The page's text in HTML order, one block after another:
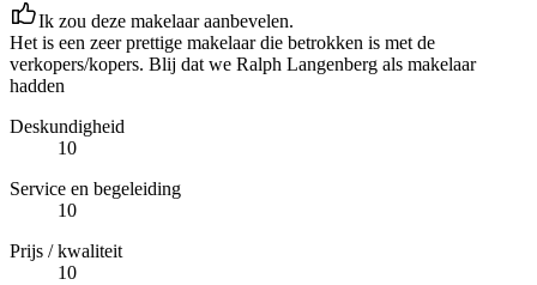
Ik zou deze makelaar aanbevelen.
Het is een zeer prettige makelaar die betrokken is met de
verkopers/kopers. Blij dat we Ralph Langenberg als makelaar
hadden
Deskundigheid
10
Service en begeleiding
10
Prijs / kwaliteit
10